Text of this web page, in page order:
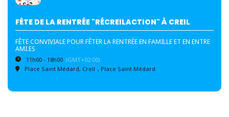
FÊTE DE LA RENTRÉE "RÉCREILACTION" À CREIL
FÊTE CONVIVIALE POUR FÊTER LA RENTRÉE EN FAMILLE ET EN ENTRE
AMI.ES
11h00 - 18h00 (GMT+02:00)
Place Saint Médard, Creil , Place Saint Médard